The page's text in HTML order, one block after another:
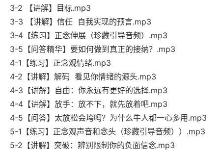
3-2 【讲解】目标.mp3
3-3 【讲解】信任 自我实现的预言.mp3
3-4【练习】正念伸展（珍藏引导音频）.mp3
3-5【问答精华】要如何做到真正的接纳？.mp3
4-1【练习】正念观情绪.mp3
4-2【讲解】解码 看见你情绪的源头.mp3
4-3【讲解】自由：你永远有更好的选择.mp3
4-4【讲解】放手：放不下，就先放着吧.mp3
4-5【问答】太放松会垮吗？为什么牛人都一心多用.mp3
5-1【练习】正念观声音和念头（珍藏引导音频））.mp3
5-2【讲解】突破：辨别限制你的负面信念.mp3